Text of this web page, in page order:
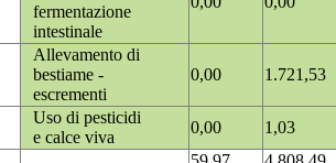
fermentazione
intestinale
Allevamento di
bestiame -
escrementi
0,00 1.721,53
Uso di pesticidi
e calce viva
0,00
1,03